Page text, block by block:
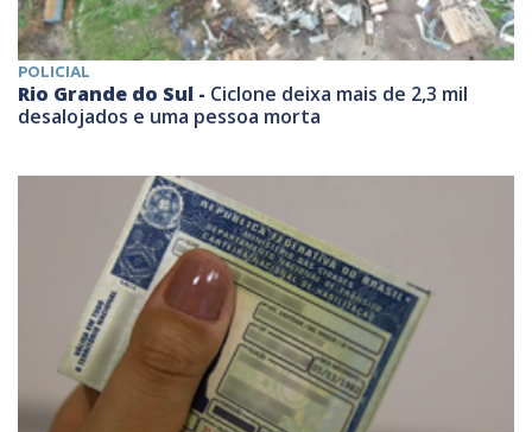
POLICIAL
Rio Grande do Sul - Ciclone deixa mais de 2,3 mil
desalojados e uma pessoa morta